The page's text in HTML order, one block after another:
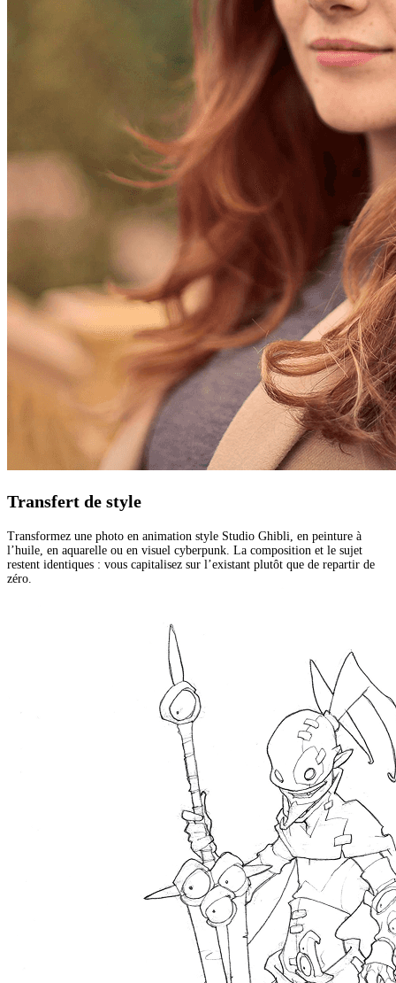
Transfert de style
Transformez une photo en animation style Studio Ghibli, en peinture à
l’huile, en aquarelle ou en visuel cyberpunk. La composition et le sujet
restent identiques : vous capitalisez sur l’existant plutôt que de repartir de
zéro.